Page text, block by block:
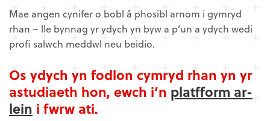
Mae angen cynifer o bobl â phosibl arnom i gymryd
rhan – lle bynnag yr ydych yn byw a p’un a ydych wedi
profi salwch meddwl neu beidio.
Os ydych yn fodlon cymryd rhan yn yr
astudiaeth hon, ewch i’n platfform ar-
lein i fwrw ati.